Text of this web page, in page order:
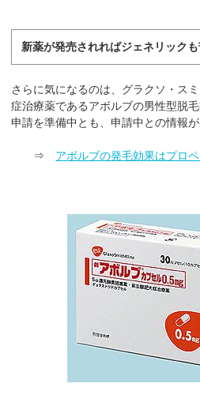
新薬が発売されればジェネリック
さらに気になるのは、グラクソ・ス
症治療薬であるアボルブの男性型脱
申請を準備中とも、申請中との情報が
⇒ アボルブの発毛効果はプロ